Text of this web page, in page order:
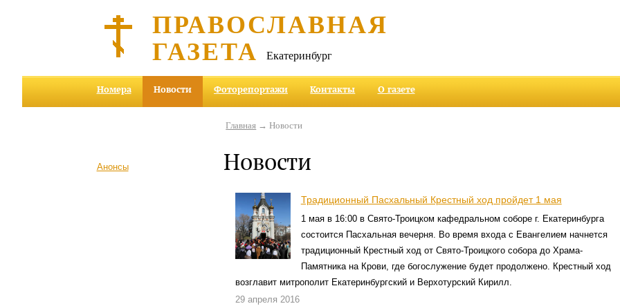
ПРАВОСЛАВНАЯ
ГАЗЕТА Екатеринбург
Номера Новости Фоторепортажи Контакты О газете
Анонсы
Главная → Новости
Новости
Традиционный Пасхальный Крестный ход пройдет 1 мая
1 мая в 16:00 в Свято-Троицком кафедральном соборе г. Екатеринбурга
состоится Пасхальная вечерня. Во время входа с Евангелием начнется
традиционный Крестный ход от Свято-Троицкого собора до Храма-
Памятника на Крови, где богослужение будет продолжено. Крестный ход
возглавит митрополит Екатеринбургский и Верхотурский Кирилл.
29 апреля 2016